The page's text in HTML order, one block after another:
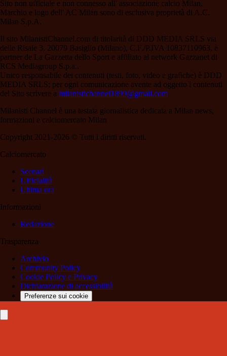
Sito non ufficiale e non connesso all' associazione calcio Milan.
Marchio e logo dell' AC Milan sono di esclusiva proprietà di A.C.
Milan S.p.A.
Il sito MilanistiChannel.com di titolarità di DDD MEDIA SRLS via
delle Risaie 3, 20079 Basiglio (Milano), C.F./P.IVA 10837110963, è
partner de La Gazzetta dello Sport e affiliato al network Gazzanet di
RCS Mediagroup S.p.a..
Unico responsabile dei contenuti (testi, foto, video e grafiche) è DDD
MEDIA SRLS; per ogni comunicazione avente ad oggetto i contenuti
del Sito scrivere a milanistichannel1899@gmail.com
Milanisti Channel è una testata giornalistica dedicata a Milan news,
formazioni e calciomercato Milan
Copyright 2021-2026 © Tutti i diritti riservati.
Calciomercato
Scenari
Ufficialità
Ultima ora
Informazioni
Redazione
Trasparenza
Archivio
Community Policy
Cookie Policy e Privacy
Dichiarazione di accessibilità
Preferenze sui cookie